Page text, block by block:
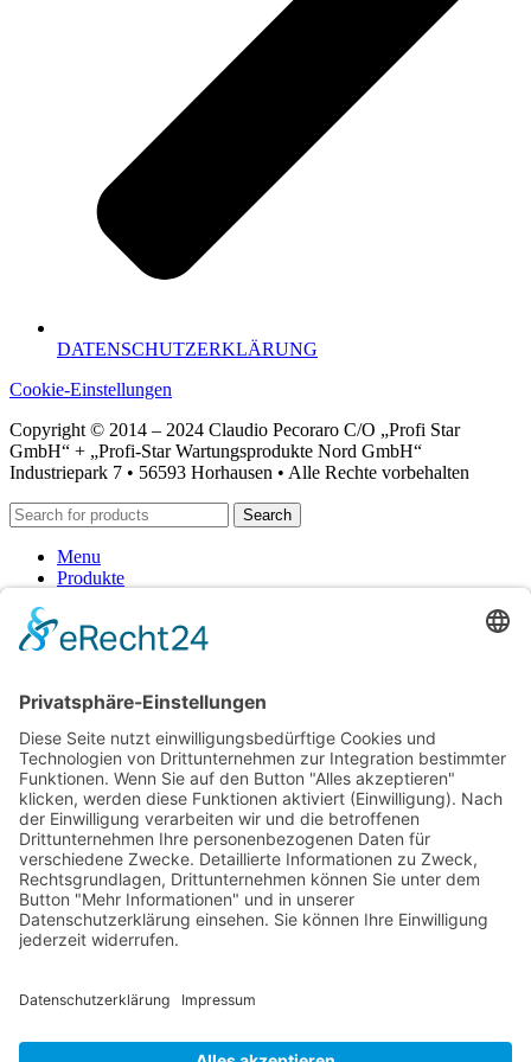
DATENSCHUTZERKLÄRUNG
Cookie-Einstellungen
Copyright © 2014 – 2024 Claudio Pecoraro C/O „Profi Star
GmbH“ + „Profi-Star Wartungsprodukte Nord GmbH“
Industriepark 7 • 56593 Horhausen • Alle Rechte vorbehalten
Search
Menu
Produkte
Schmierung-Lube
Fette-Pasten
Alkoholhaltige Reiniger
ph-neutrale Reiniger
saure Reiniger
Handpflege
Desinfektion
Konservierung
Problemlösungen
Kleben-Dichten
Schweißtechnik
Lebensmittelbereich
Hilfsmittel
Startseite
ISO 9001